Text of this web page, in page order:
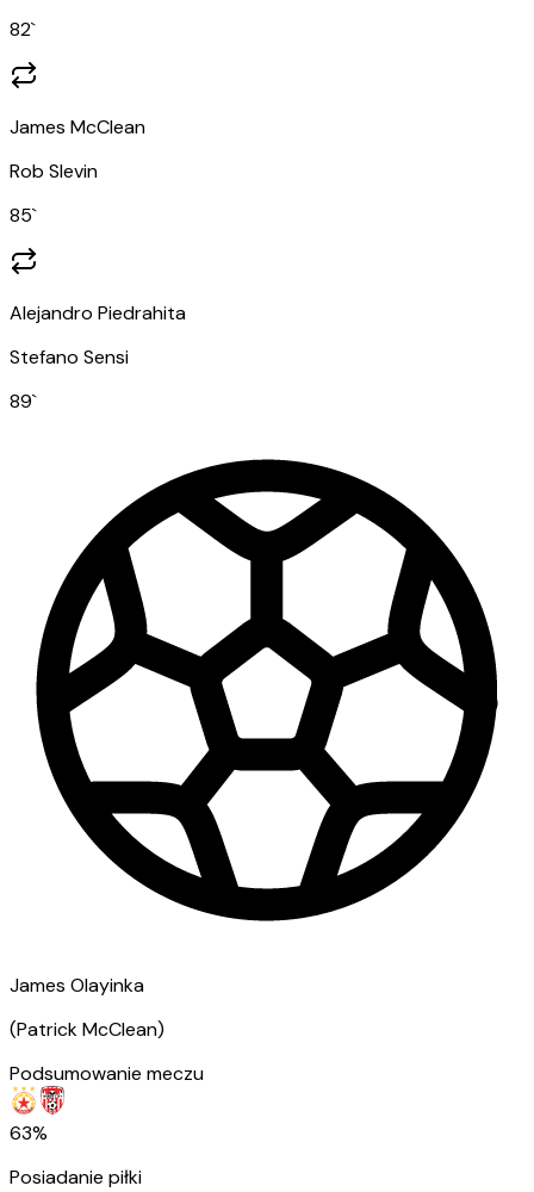
82`
James McClean
Rob Slevin
85`
Alejandro Piedrahita
Stefano Sensi
89`
James Olayinka
(Patrick McClean)
Podsumowanie meczu
63%
Posiadanie piłki